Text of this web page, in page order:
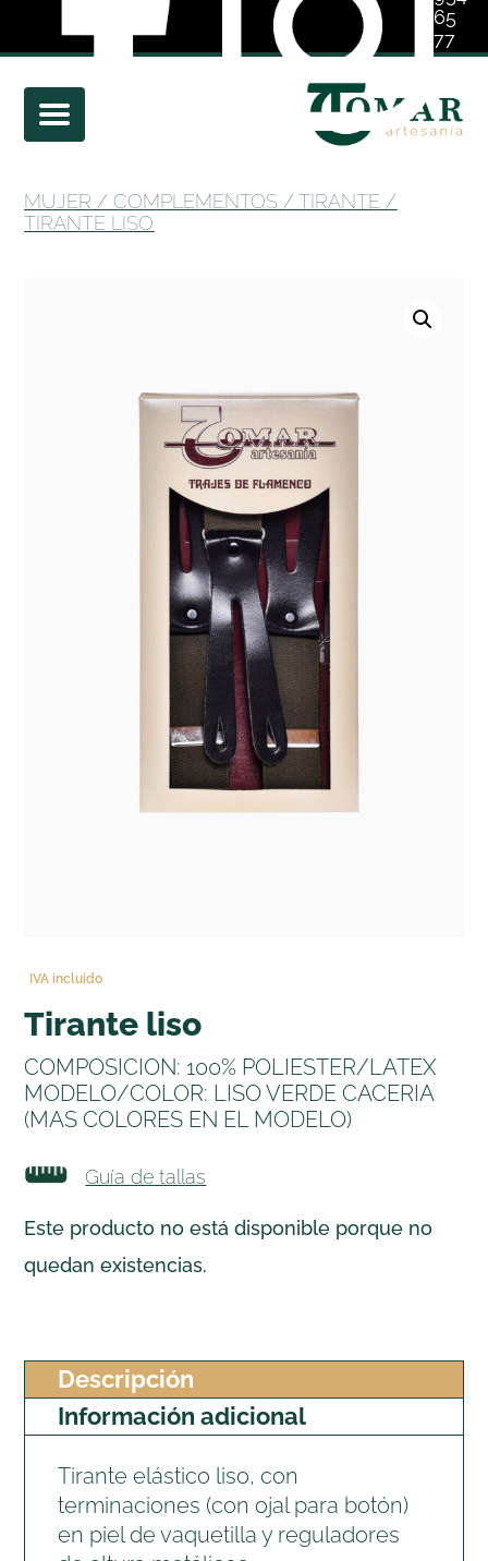
65
77
01
MUJER /COMPLEMENTOS /TIRANTE /
TIRANTE LISO
IVA incluido
tirante liso
COMPOSICION: 100% POLIESTER/LATEX
MODELO/COLOR: LISO VERDE CACERIA
(MAS COLORES EN EL MODELO)
Guía de tallas
Este producto no está disponible porque no
quedan existencias.
Descripción
Información adicional
Tirante elástico liso, con
terminaciones (con ojal para botón)
en piel de vaquetilla y reguladores